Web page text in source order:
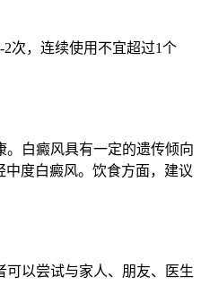
次，连续使用不宜超过1个
白癜风具有一定的遗传倾向
中度白癜风。饮食方面，建议
以尝试与家人、朋友、医生